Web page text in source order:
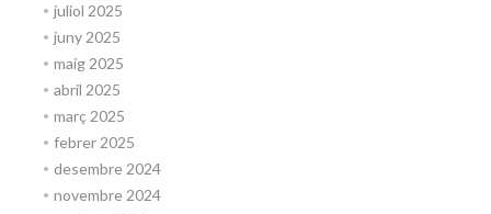
juliol 2025
juny 2025
maig 2025
abril 2025
març 2025
febrer 2025
desembre 2024
novembre 2024